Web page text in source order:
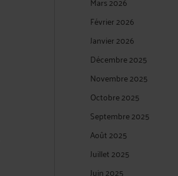
Février 2026
Janvier 2026
Décembre 2025
Novembre 2025
Octobre 2025
Septembre 2025
Août 2025
Juillet 2025
Juin 2025